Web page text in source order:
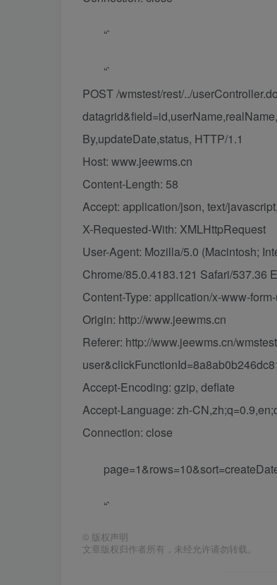
“`
“`
POST /wmstest/rest/../
By,updateDate,status, HTTP/1.1
Host: www.jeewms.cn
Content-Length: 58
Accept: application/json, text/
X-Requested-With: XMLHttpRequest
User-Agent: Mozilla/5.0 (Macintosh;
Chrome/85.0.4183.121 Safari/537.36
Content-Type: application/x-www-
Origin: http://www.jeewms.cn
Referer: http://www.jeewms.cn/
Accept-Encoding: gzip, deflate
Accept-Language: zh-
Connection: close
“`
© 版权声明
文章版权归作者所有，未经允许请勿转载。